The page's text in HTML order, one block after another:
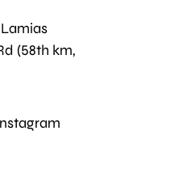
(58th km,